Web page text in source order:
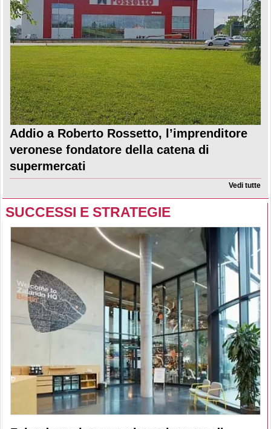
Addio a Roberto Rossetto, l’imprenditore
veronese fondatore della catena di
supermercati
Vedi tutte
SUCCESSI E STRATEGIE